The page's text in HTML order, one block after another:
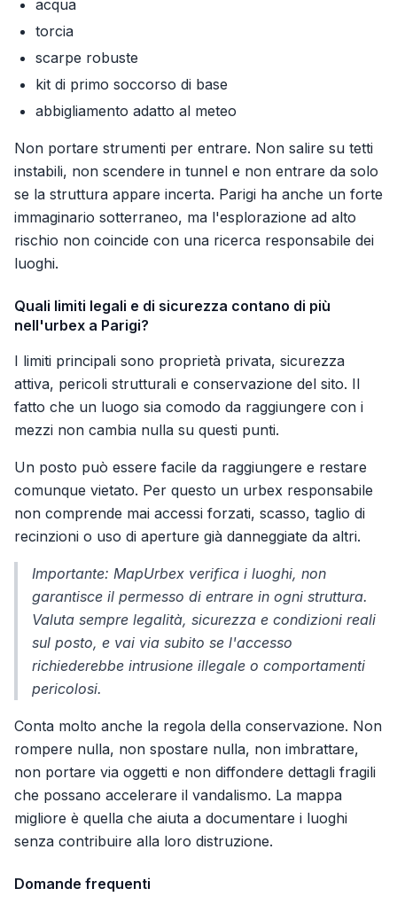
acqua
torcia
scarpe robuste
kit di primo soccorso di base
abbigliamento adatto al meteo
Non portare strumenti per entrare. Non salire su tetti
instabili, non scendere in tunnel e non entrare da solo
se la struttura appare incerta. Parigi ha anche un forte
immaginario sotterraneo, ma l'esplorazione ad alto
rischio non coincide con una ricerca responsabile dei
luoghi.
Quali limiti legali e di sicurezza contano di più
nell'urbex a Parigi?
I limiti principali sono proprietà privata, sicurezza
attiva, pericoli strutturali e conservazione del sito. Il
fatto che un luogo sia comodo da raggiungere con i
mezzi non cambia nulla su questi punti.
Un posto può essere facile da raggiungere e restare
comunque vietato. Per questo un urbex responsabile
non comprende mai accessi forzati, scasso, taglio di
recinzioni o uso di aperture già danneggiate da altri.
Importante: MapUrbex verifica i luoghi, non
garantisce il permesso di entrare in ogni struttura.
Valuta sempre legalità, sicurezza e condizioni reali
sul posto, e vai via subito se l'accesso
richiederebbe intrusione illegale o comportamenti
pericolosi.
Conta molto anche la regola della conservazione. Non
rompere nulla, non spostare nulla, non imbrattare,
non portare via oggetti e non diffondere dettagli fragili
che possano accelerare il vandalismo. La mappa
migliore è quella che aiuta a documentare i luoghi
senza contribuire alla loro distruzione.
Domande frequenti